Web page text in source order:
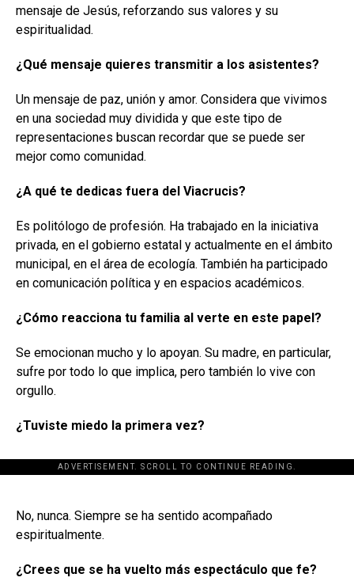
mensaje de Jesús, reforzando sus valores y su
espiritualidad.
¿Qué mensaje quieres transmitir a los asistentes?
Un mensaje de paz, unión y amor. Considera que vivimos
en una sociedad muy dividida y que este tipo de
representaciones buscan recordar que se puede ser
mejor como comunidad.
¿A qué te dedicas fuera del Viacrucis?
Es politólogo de profesión. Ha trabajado en la iniciativa
privada, en el gobierno estatal y actualmente en el ámbito
municipal, en el área de ecología. También ha participado
en comunicación política y en espacios académicos.
¿Cómo reacciona tu familia al verte en este papel?
Se emocionan mucho y lo apoyan. Su madre, en particular,
sufre por todo lo que implica, pero también lo vive con
orgullo.
¿Tuviste miedo la primera vez?
ADVERTISEMENT. SCROLL TO CONTINUE READING.
[adsforwp id="243463"]
No, nunca. Siempre se ha sentido acompañado
espiritualmente.
¿Crees que se ha vuelto más espectáculo que fe?